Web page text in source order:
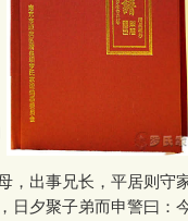
，出事兄长，平居则守
日夕聚子弟而申警曰：